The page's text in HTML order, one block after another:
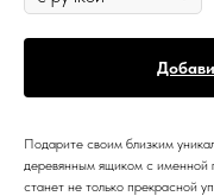
Подарите своим близким
деревянным ящиком с именной
станет не только прекрасной